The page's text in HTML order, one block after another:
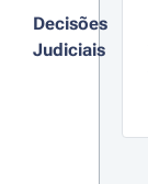
Decisões
Judiciais